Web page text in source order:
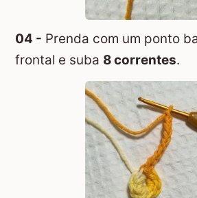
04 - Prenda com um ponto
frontal e suba 8 correntes.